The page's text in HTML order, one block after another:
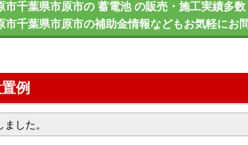
市千葉県市原市の 蓄電池 の販売・施工実績多数
市千葉県市原市の補助金情報などもお気軽にお
例
した。